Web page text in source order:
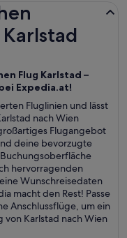
Flug Karlstad –
Expedia.at!
Fluglinien und lässt
nach Wien
Flugangebot
deine bevorzugte
hervorragenden
Wunschreisedaten
macht den Rest! Passe
Anschlussflüge, um ein
von Karlstad nach Wien